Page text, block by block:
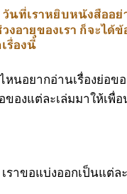
นที่เราหยิบหนังสืออย่
งอายุของเรา ก็จะได้
รื่องนี้
นอยากอ่านเรื่องย่อขอ
ของแต่ละเล่มมาให้เพื่
าขอแบ่งออกเป็นแต่ล